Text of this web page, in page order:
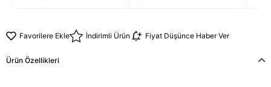
Favorilere Ekle İndirimli Ürün Fiyat Düşünce Haber Ver
Ürün Özellikleri